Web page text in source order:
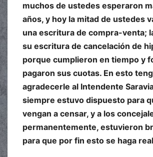
muchos de ustedes esperaron
años, y hoy la mitad de ustedes
una escritura de compra-venta;
su escritura de cancelación de
porque cumplieron en tiempo y
pagaron sus cuotas. En esto
agradecerle al Intendente
siempre estuvo dispuesto para
vengan a censar, y a los
permanentemente, estuvieron
para que por fin esto se haga